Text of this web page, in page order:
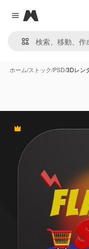
Close menu
Magnific
ホーム/ストック/PSD/3Dレン
Premium